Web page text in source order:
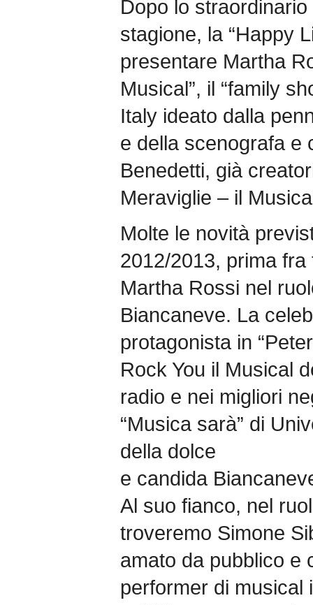
Dopo lo
stagione, la “Happy
presentare Martha
Musical”, il “family
Italy ideato dalla
e della scenografa e
Benedetti, già
Meraviglie – il
Molte le novità
2012/2013, prima
Martha Rossi nel
Biancaneve. La
protagonista in
Rock You il Musical
radio e nei migliori
“Musica sarà” di
della dolce
e candida
Al suo fianco, nel
troveremo Simone
amato da pubblico e
performer di musical